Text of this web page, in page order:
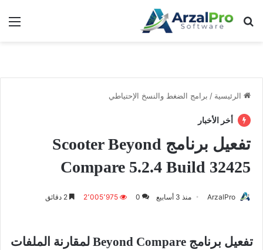
بحث عن
الرئيسية / برامج الضغط والنسخ الإحتياطي
أخر الأخبار
تفعيل برنامج Scooter Beyond
Compare 5.2.4 Build 32425
ArzalPro منذ 3 أسابيع 0 2٬005٬975
تفعيل برنامج Beyond Compare لمقارنة الملفات